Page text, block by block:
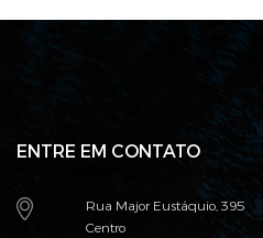
ENTRE EM CONTATO
Rua Major Eustáquio, 395
Centro